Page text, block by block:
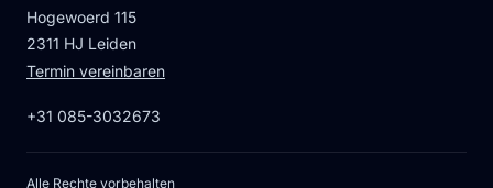
Hogewoerd 115
2311 HJ Leiden
Termin vereinbaren
+31 085-3032673
Alle Rechte vorbehalten